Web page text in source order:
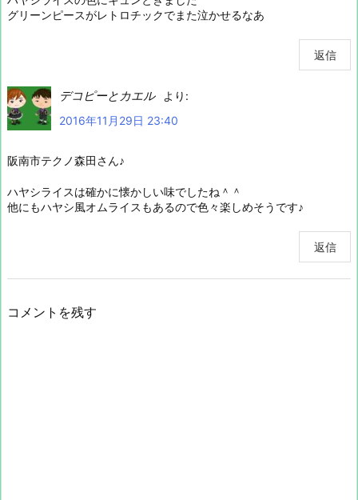
グリーンピースがレトロチックでまた泣かせるなあ
返信
デコピーとカエル
より:
2016年11月29日 23:40
阪南市テクノ森田さん♪
ハヤシライスは確かに懐かしい味でしたね＾＾
他にもハヤシ風オムライスもあるので色々楽しめそうです♪
返信
コメントを残す